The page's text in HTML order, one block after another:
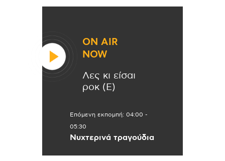
ON AIR
NOW
Λες κι είσαι
ροκ (Ε)
Επόμενη εκπομπή: 04:00 -
05:30
Νυχτερινά τραγούδια